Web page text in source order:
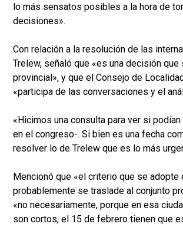
lo más sensatos posibles a la hora de
decisiones».
Con relación a la resolución de las
Trelew, señaló que «es una decisión que
provincial», y que el Consejo de
«participa de las conversaciones y el
«Hicimos una consulta para ver si
en el congreso-. Si bien es una fecha
resolver lo de Trelew que es lo más
Mencionó que «el criterio que se adopte
probablemente se traslade al conjunto
«no necesariamente, porque en esa
son cortos, el 15 de febrero tienen que